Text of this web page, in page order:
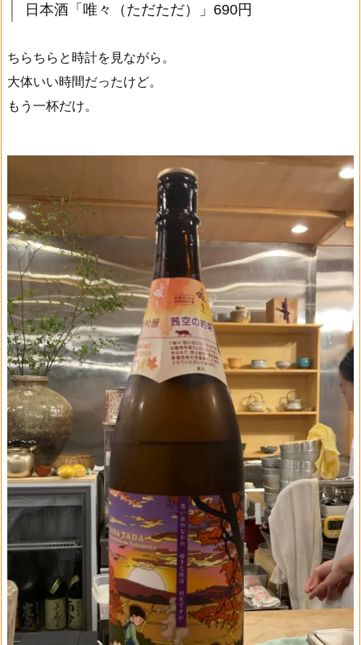
日本酒「唯々（ただただ）」690円
ちらちらと時計を見ながら。
大体いい時間だったけど。
もう一杯だけ。